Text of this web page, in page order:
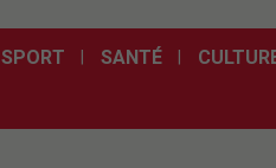
SPORT SANTÉ